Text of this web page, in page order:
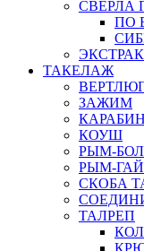
СВЁРЛА
ПО
ТАКЕЛАЖ
ЗАЖИМ
КАРАБИН
КОУШ
РЫМ-
РЫМ-
СКОБА
ТАЛРЕП